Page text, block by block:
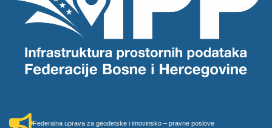
Federalna uprava za geodetske i imovinsko – pravne poslove